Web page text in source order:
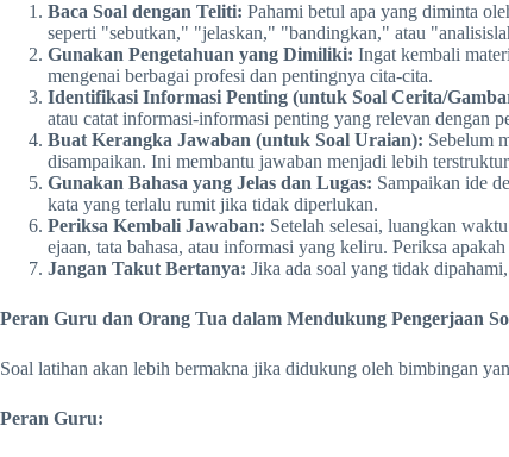
Baca Soal dengan Teliti: Pahami betul apa yang diminta
seperti "sebutkan," "jelaskan," "bandingkan," atau
Gunakan Pengetahuan yang Dimiliki: Ingat kembali
mengenai berbagai profesi dan pentingnya cita-cita.
Identifikasi Informasi Penting (untuk Soal Cerita/
atau catat informasi-informasi penting yang relevan dengan
Buat Kerangka Jawaban (untuk Soal Uraian): Sebelum
disampaikan. Ini membantu jawaban menjadi lebih
Gunakan Bahasa yang Jelas dan Lugas: Sampaikan ide
kata yang terlalu rumit jika tidak diperlukan.
Periksa Kembali Jawaban: Setelah selesai, luangkan
ejaan, tata bahasa, atau informasi yang keliru. Periksa
Jangan Takut Bertanya: Jika ada soal yang tidak
Peran Guru dan Orang Tua dalam Mendukung Pengerjaan
Soal latihan akan lebih bermakna jika didukung oleh bimbingan
Peran Guru: